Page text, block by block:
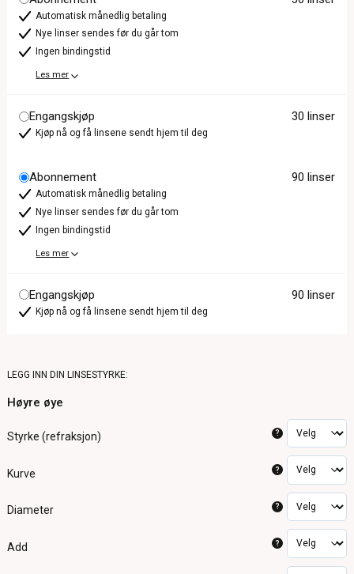
Automatisk månedlig betaling
Nye linser sendes før du går tom
Ingen bindingstid
Les mer
Engangskjøp 30 linser
Kjøp nå og få linsene sendt hjem til deg
Abonnement 90 linser
Automatisk månedlig betaling
Nye linser sendes før du går tom
Ingen bindingstid
Les mer
Engangskjøp 90 linser
Kjøp nå og få linsene sendt hjem til deg
LEGG INN DIN LINSESTYRKE:
Høyre øye
Styrke (refraksjon) ?
Kurve ?
Diameter ?
Add ?